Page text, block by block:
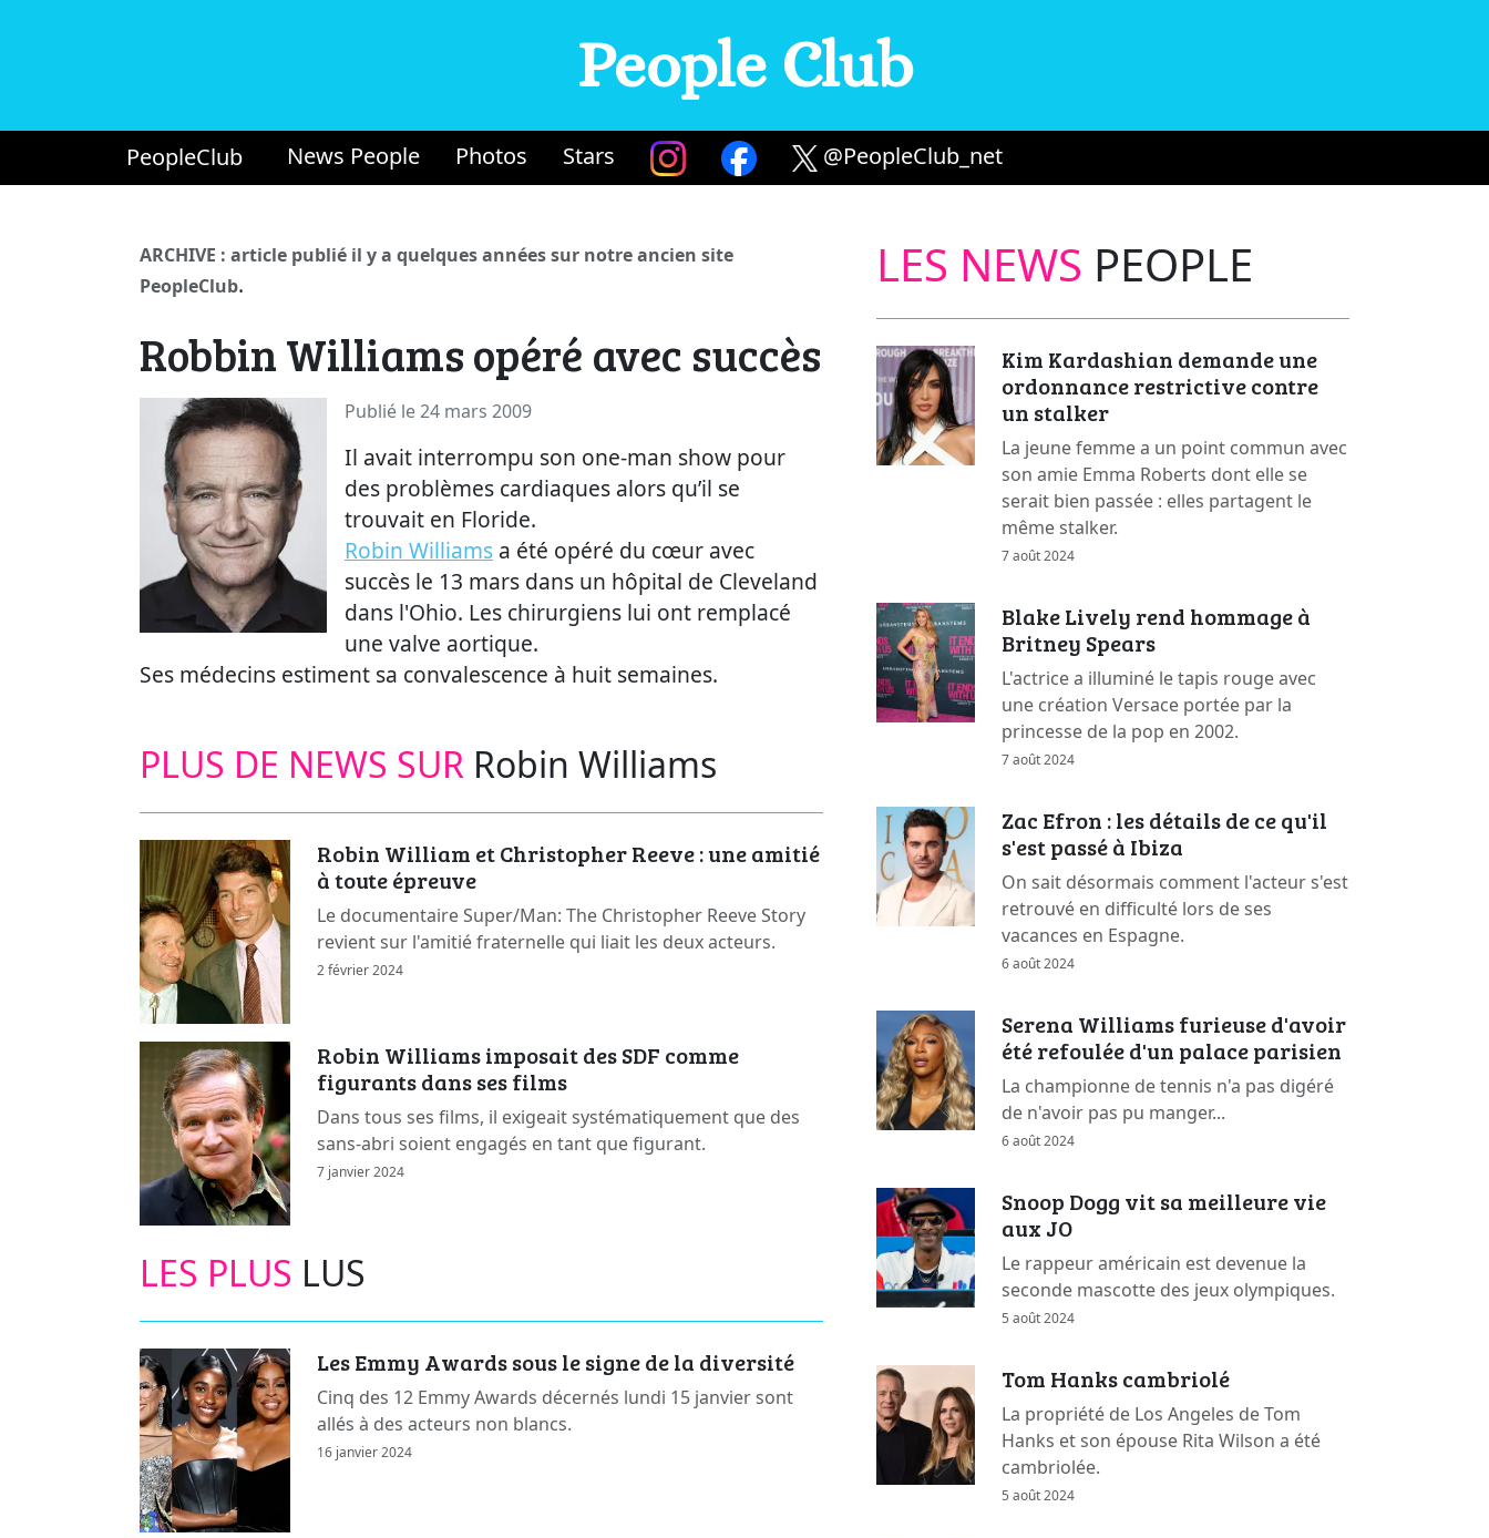
People Club
PeopleClub News People Photos Stars @PeopleClub_net
ARCHIVE : article publié il y a quelques années sur notre ancien site
PeopleClub.
Robbin Williams opéré avec succès
Publié le 24 mars 2009
Il avait interrompu son one-man show pour
des problèmes cardiaques alors qu’il se
trouvait en Floride.
Robin Williams a été opéré du cœur avec
succès le 13 mars dans un hôpital de Cleveland
dans l'Ohio. Les chirurgiens lui ont remplacé
une valve aortique.
Ses médecins estiment sa convalescence à huit semaines.
PLUS DE NEWS SUR Robin Williams
Robin William et Christopher Reeve : une amitié
à toute épreuve
Le documentaire Super/Man: The Christopher Reeve Story
revient sur l'amitié fraternelle qui liait les deux acteurs.
2 février 2024
Robin Williams imposait des SDF comme
figurants dans ses films
Dans tous ses films, il exigeait systématiquement que des
sans-abri soient engagés en tant que figurant.
7 janvier 2024
LES PLUS LUS
Les Emmy Awards sous le signe de la diversité
Cinq des 12 Emmy Awards décernés lundi 15 janvier sont
allés à des acteurs non blancs.
16 janvier 2024
LES NEWS PEOPLE
Kim Kardashian demande une
ordonnance restrictive contre
un stalker
La jeune femme a un point commun avec
son amie Emma Roberts dont elle se
serait bien passée : elles partagent le
même stalker.
7 août 2024
Blake Lively rend hommage à
Britney Spears
L'actrice a illuminé le tapis rouge avec
une création Versace portée par la
princesse de la pop en 2002.
7 août 2024
Zac Efron : les détails de ce qu'il
s'est passé à Ibiza
On sait désormais comment l'acteur s'est
retrouvé en difficulté lors de ses
vacances en Espagne.
6 août 2024
Serena Williams furieuse d'avoir
été refoulée d'un palace parisien
La championne de tennis n'a pas digéré
de n'avoir pas pu manger...
6 août 2024
Snoop Dogg vit sa meilleure vie
aux JO
Le rappeur américain est devenue la
seconde mascotte des jeux olympiques.
5 août 2024
Tom Hanks cambriolé
La propriété de Los Angeles de Tom
Hanks et son épouse Rita Wilson a été
cambriolée.
5 août 2024